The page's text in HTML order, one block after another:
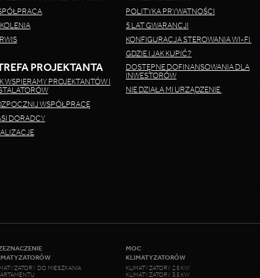
PROJEKTANTA
WSPIERAMY PROJEKTANTÓW I
WSPÓŁPRACĘ
DORADCY
POLITYKA PRYWATNOŚCI
5 LAT GWARANCJI
KONFIGURACJA STEROWANIA WI-FI
GDZIE I JAK KUPIĆ?
DOSTĘPNE DOFINANSOWANIA DLA
INWESTORÓW
NIE DZIAŁA MI URZĄDZENIE
DO MIESZKANIA
MOC
KLIMATYZATORÓW
KLIMATYZATORY 2,5 KW
KLIMATYZATORY 3,5 KW